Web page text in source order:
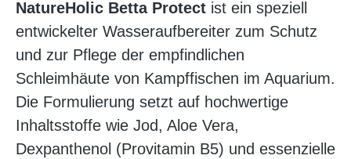
NatureHolic Betta Protect ist ein speziell
entwickelter Wasseraufbereiter zum Schutz
und zur Pflege der empfindlichen
Schleimhäute von Kampffischen im Aquarium.
Die Formulierung setzt auf hochwertige
Inhaltsstoffe wie Jod, Aloe Vera,
Dexpanthenol (Provitamin B5) und essenzielle